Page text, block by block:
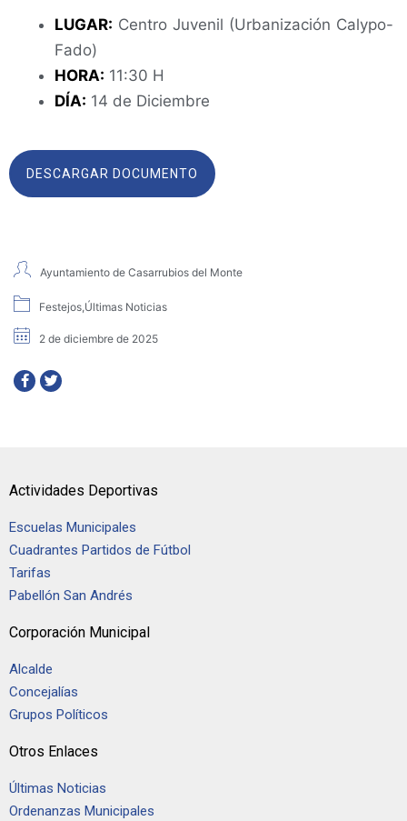
LUGAR: Centro Juvenil (Urbanización Calypo-
Fado)
HORA: 11:30 H
DÍA: 14 de Diciembre
DESCARGAR DOCUMENTO
Ayuntamiento de Casarrubios del Monte
Festejos,Últimas Noticias
2 de diciembre de 2025
Actividades Deportivas
Escuelas Municipales
Cuadrantes Partidos de Fútbol
Tarifas
Pabellón San Andrés
Corporación Municipal
Alcalde
Concejalías
Grupos Políticos
Otros Enlaces
Últimas Noticias
Ordenanzas Municipales